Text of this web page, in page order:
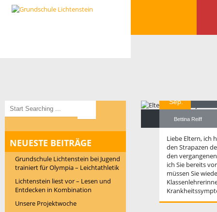
NEUESTE BEITRÄGE
Grundschule Lichtenstein bei Jugend
trainiert für Olympia – Leichtathletik
Lichtenstein liest vor – Lesen und
Entdecken in Kombination
Unsere Projektwoche
Sep.
Bettina Reiff
Liebe Eltern, ich
den Strapazen
den
ich Sie bereits
müssen Sie